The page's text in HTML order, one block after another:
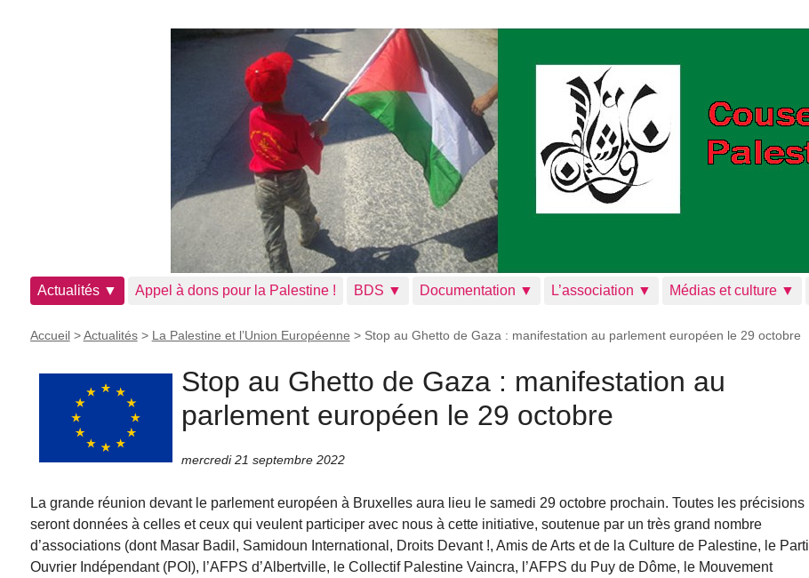
Actualités ▼ Appel à dons pour la Palestine ! BDS ▼ Documentation ▼ L’association ▼ Médias et culture ▼
Accueil>Actualités> La Palestine et l’Union Européenne > Stop au Ghetto de Gaza : manifestation au parlement européen le 29 octobre
Stop au Ghetto de Gaza : manifestation au
parlement européen le 29 octobre
mercredi 21 septembre 2022
La grande réunion devant le parlement européen à Bruxelles aura lieu le samedi 29 octobre prochain. Toutes les précisions
seront données à celles et ceux qui veulent participer avec nous à cette initiative, soutenue par un très grand nombre
d’associations (dont Masar Badil, Samidoun International, Droits Devant !, Amis de Arts et de la Culture de Palestine, le Parti
Ouvrier Indépendant (POI), l’AFPS d’Albertville, le Collectif Palestine Vaincra, l’AFPS du Puy de Dôme, le Mouvement